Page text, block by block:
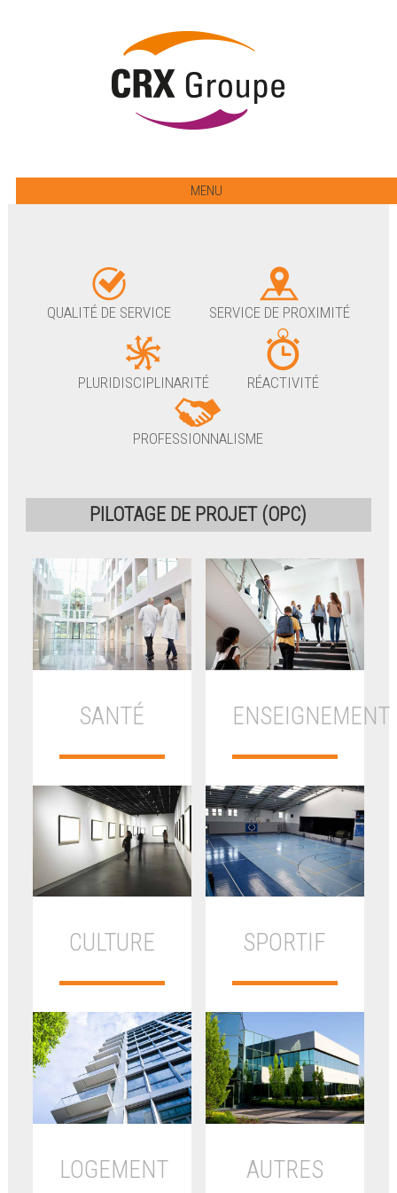
MENU
QUALITÉ DE SERVICE SERVICE DE PROXIMITÉ
PLURIDISCIPLINARITÉ RÉACTIVITÉ
PROFESSIONNALISME
PILOTAGE DE PROJET (OPC)
SANTÉ ENSEIGNEMENT
CULTURE SPORTIF
LOGEMENT AUTRES